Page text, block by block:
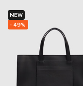
NEW
- 49%